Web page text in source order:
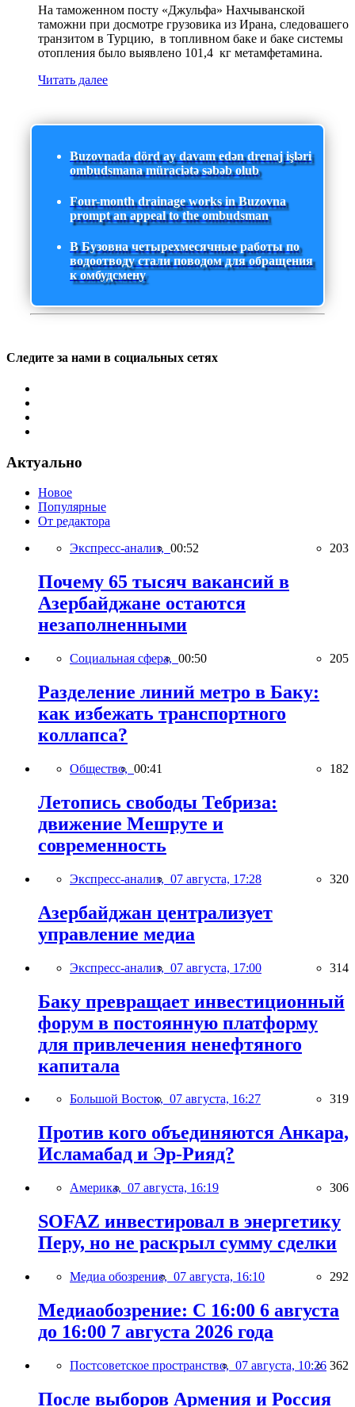
На таможенном посту «Джульфа» Нахчыванской
таможни при досмотре грузовика из Ирана, следовашего
транзитом в Турцию, в топливном баке и баке системы
отопления было выявлено 101,4 кг метамфетамина.
Читать далее
Buzovnada dörd ay davam edən drenaj işləri
ombudsmana müraciətə səbəb olub
Four-month drainage works in Buzovna
prompt an appeal to the ombudsman
В Бузовна четырехмесячные работы по
водоотводу стали поводом для обращения
к омбудсмену
Следите за нами в социальных сетях
Актуально
Новое
Популярные
От редактора
Экспресс-анализ, 00:52 203
Почему 65 тысяч вакансий в
Азербайджане остаются
незаполненными
Социальная сфера, 00:50 205
Разделение линий метро в Баку:
как избежать транспортного
коллапса?
Общество, 00:41 182
Летопись свободы Тебриза:
движение Мешруте и
современность
Экспресс-анализ, 07 августа, 17:28 320
Азербайджан централизует
управление медиа
Экспресс-анализ, 07 августа, 17:00 314
Баку превращает инвестиционный
форум в постоянную платформу
для привлечения ненефтяного
капитала
Большой Восток, 07 августа, 16:27 319
Против кого объединяются Анкара,
Исламабад и Эр-Рияд?
Америка, 07 августа, 16:19 306
SOFAZ инвестировал в энергетику
Перу, но не раскрыл сумму сделки
Медиа обозрение, 07 августа, 16:10 292
Медиаобозрение: С 16:00 6 августа
до 16:00 7 августа 2026 года
Постсоветское пространство, 07 августа, 10:26 362
После выборов Армения и Россия